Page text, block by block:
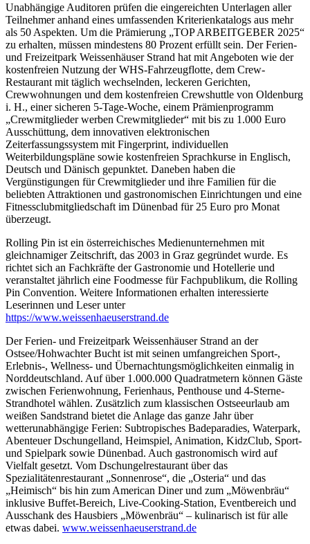
Unabhängige Auditoren prüfen die eingereichten Unterlagen aller
Teilnehmer anhand eines umfassenden Kriterienkatalogs aus mehr
als 50 Aspekten. Um die Prämierung „TOP ARBEITGEBER 2025“
zu erhalten, müssen mindestens 80 Prozent erfüllt sein. Der Ferien-
und Freizeitpark Weissenhäuser Strand hat mit Angeboten wie der
kostenfreien Nutzung der WHS-Fahrzeugflotte, dem Crew-
Restaurant mit täglich wechselnden, leckeren Gerichten,
Crewwohnungen und dem kostenfreien Crewshuttle von Oldenburg
i. H., einer sicheren 5-Tage-Woche, einem Prämienprogramm
„Crewmitglieder werben Crewmitglieder“ mit bis zu 1.000 Euro
Ausschüttung, dem innovativen elektronischen
Zeiterfassungssystem mit Fingerprint, individuellen
Weiterbildungspläne sowie kostenfreien Sprachkurse in Englisch,
Deutsch und Dänisch gepunktet. Daneben haben die
Vergünstigungen für Crewmitglieder und ihre Familien für die
beliebten Attraktionen und gastronomischen Einrichtungen und eine
Fitnessclubmitgliedschaft im Dünenbad für 25 Euro pro Monat
überzeugt.
Rolling Pin ist ein österreichisches Medienunternehmen mit
gleichnamiger Zeitschrift, das 2003 in Graz gegründet wurde. Es
richtet sich an Fachkräfte der Gastronomie und Hotellerie und
veranstaltet jährlich eine Foodmesse für Fachpublikum, die Rolling
Pin Convention. Weitere Informationen erhalten interessierte
Leserinnen und Leser unter
https://www.weissenhaeuserstrand.de
Der Ferien- und Freizeitpark Weissenhäuser Strand an der
Ostsee/Hohwachter Bucht ist mit seinen umfangreichen Sport-,
Erlebnis-, Wellness- und Übernachtungsmöglichkeiten einmalig in
Norddeutschland. Auf über 1.000.000 Quadratmetern können Gäste
zwischen Ferienwohnung, Ferienhaus, Penthouse und 4-Sterne-
Strandhotel wählen. Zusätzlich zum klassischen Ostseeurlaub am
weißen Sandstrand bietet die Anlage das ganze Jahr über
wetterunabhängige Ferien: Subtropisches Badeparadies, Waterpark,
Abenteuer Dschungelland, Heimspiel, Animation, KidzClub, Sport-
und Spielpark sowie Dünenbad. Auch gastronomisch wird auf
Vielfalt gesetzt. Vom Dschungelrestaurant über das
Spezialitätenrestaurant „Sonnenrose“, die „Osteria“ und das
„Heimisch“ bis hin zum American Diner und zum „Möwenbräu“
inklusive Buffet-Bereich, Live-Cooking-Station, Eventbereich und
Ausschank des Hausbiers „Möwenbräu“ – kulinarisch ist für alle
etwas dabei. www.weissenhaeuserstrand.de